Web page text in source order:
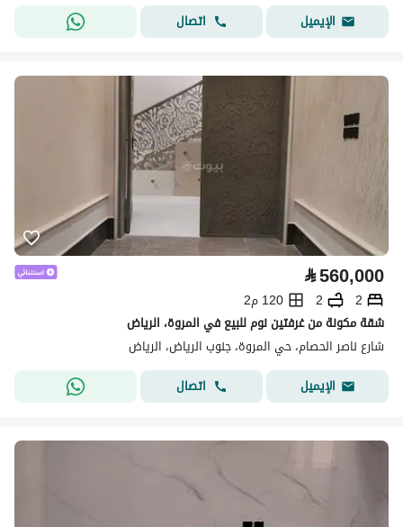
الإيميل
اتصال
⃁560,000
2
2
120 م2
شقة مكونة من غرفتين نوم للبيع في المروة، الرياض
شارع ناصر الحصام، حي المروة، جنوب الرياض، الرياض
الإيميل
اتصال